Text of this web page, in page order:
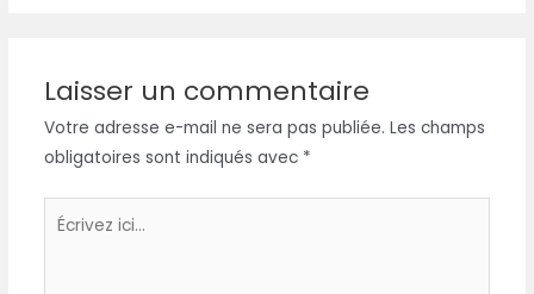
Laisser un commentaire
Votre adresse e-mail ne sera pas publiée. Les champs
obligatoires sont indiqués avec *